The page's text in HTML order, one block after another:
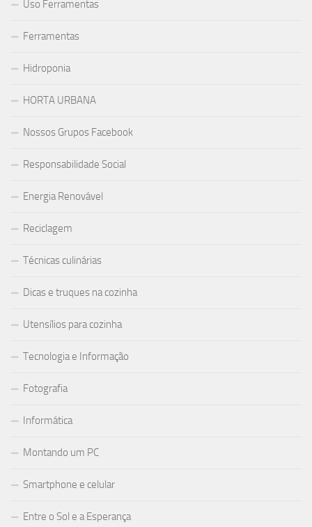
Uso Ferramentas
Ferramentas
Hidroponia
HORTA URBANA
Nossos Grupos Facebook
Responsabilidade Social
Energia Renovável
Reciclagem
Técnicas culinárias
Dicas e truques na cozinha
Utensílios para cozinha
Tecnologia e Informação
Fotografia
Informática
Montando um PC
Smartphone e celular
Entre o Sol e a Esperança